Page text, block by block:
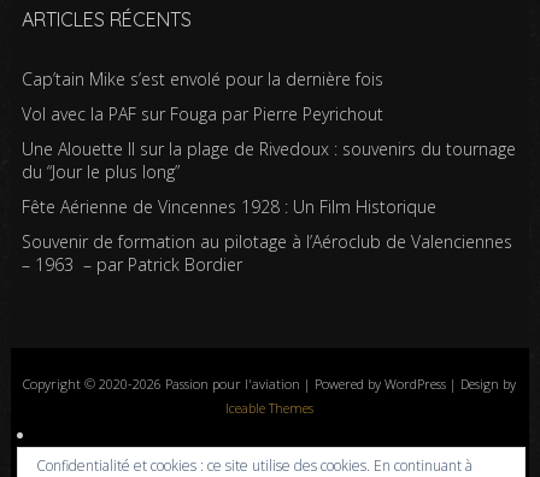
ARTICLES RÉCENTS
Cap’tain Mike s’est envolé pour la dernière fois
Vol avec la PAF sur Fouga par Pierre Peyrichout
Une Alouette II sur la plage de Rivedoux : souvenirs du tournage
du “Jour le plus long”
Fête Aérienne de Vincennes 1928 : Un Film Historique
Souvenir de formation au pilotage à l’Aéroclub de Valenciennes
– 1963 – par Patrick Bordier
Copyright © 2020-2026 Passion pour l'aviation | Powered by WordPress | Design by
Iceable Themes
Accueil Blog Albums photos Histoires de l’aviation
Contrôle aérien
Confidentialité et cookies : ce site utilise des cookies. En continuant à